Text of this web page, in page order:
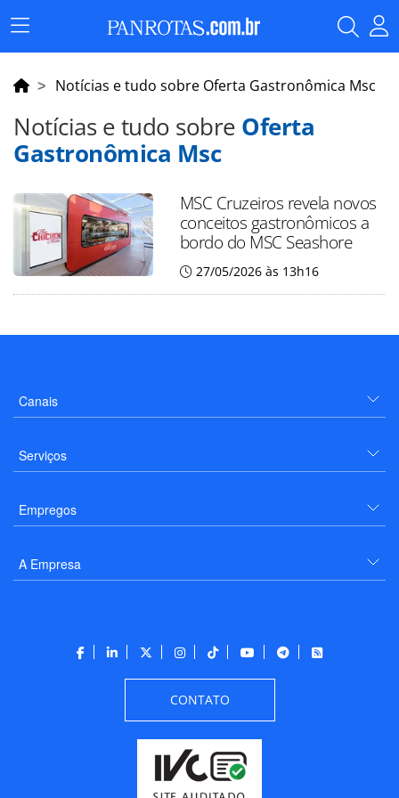
Menu
Principal
Notícias e tudo sobre Oferta Gastronômica Msc
Notícias e tudo sobre Oferta
Gastronômica Msc
MSC Cruzeiros revela novos
conceitos gastronômicos a
bordo do MSC Seashore
27/05/2026 às 13h16
Canais
Serviços
Empregos
A Empresa
CONTATO